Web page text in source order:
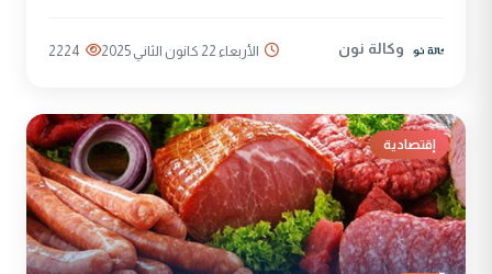
وكالة نون الأربعاء 22 كانون الثاني 2025 2224
إقتصادية